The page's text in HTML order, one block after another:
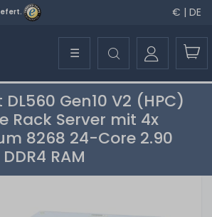
€ | DE
☰
DL560 Gen10 V2 (HPC)
Rack Server mit 4x
8268 24-Core 2.90
RAM